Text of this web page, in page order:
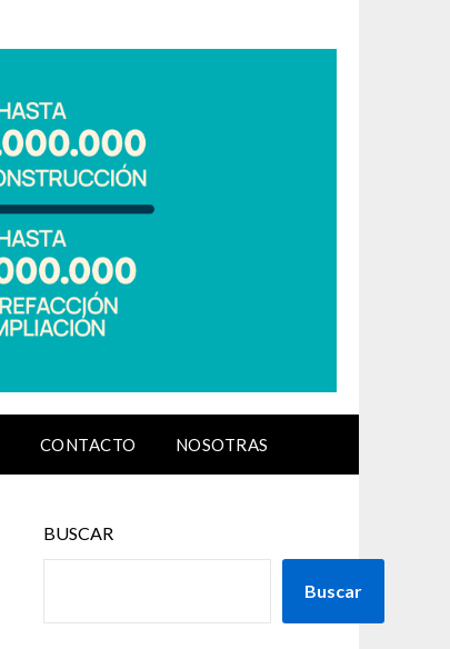
CONTACTO NOSOTRAS
BUSCAR
Buscar